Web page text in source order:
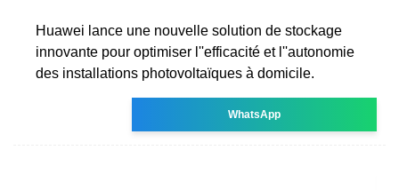
Huawei lance une nouvelle solution de stockage
innovante pour optimiser l''efficacité et l''autonomie
des installations photovoltaïques à domicile.
WhatsApp